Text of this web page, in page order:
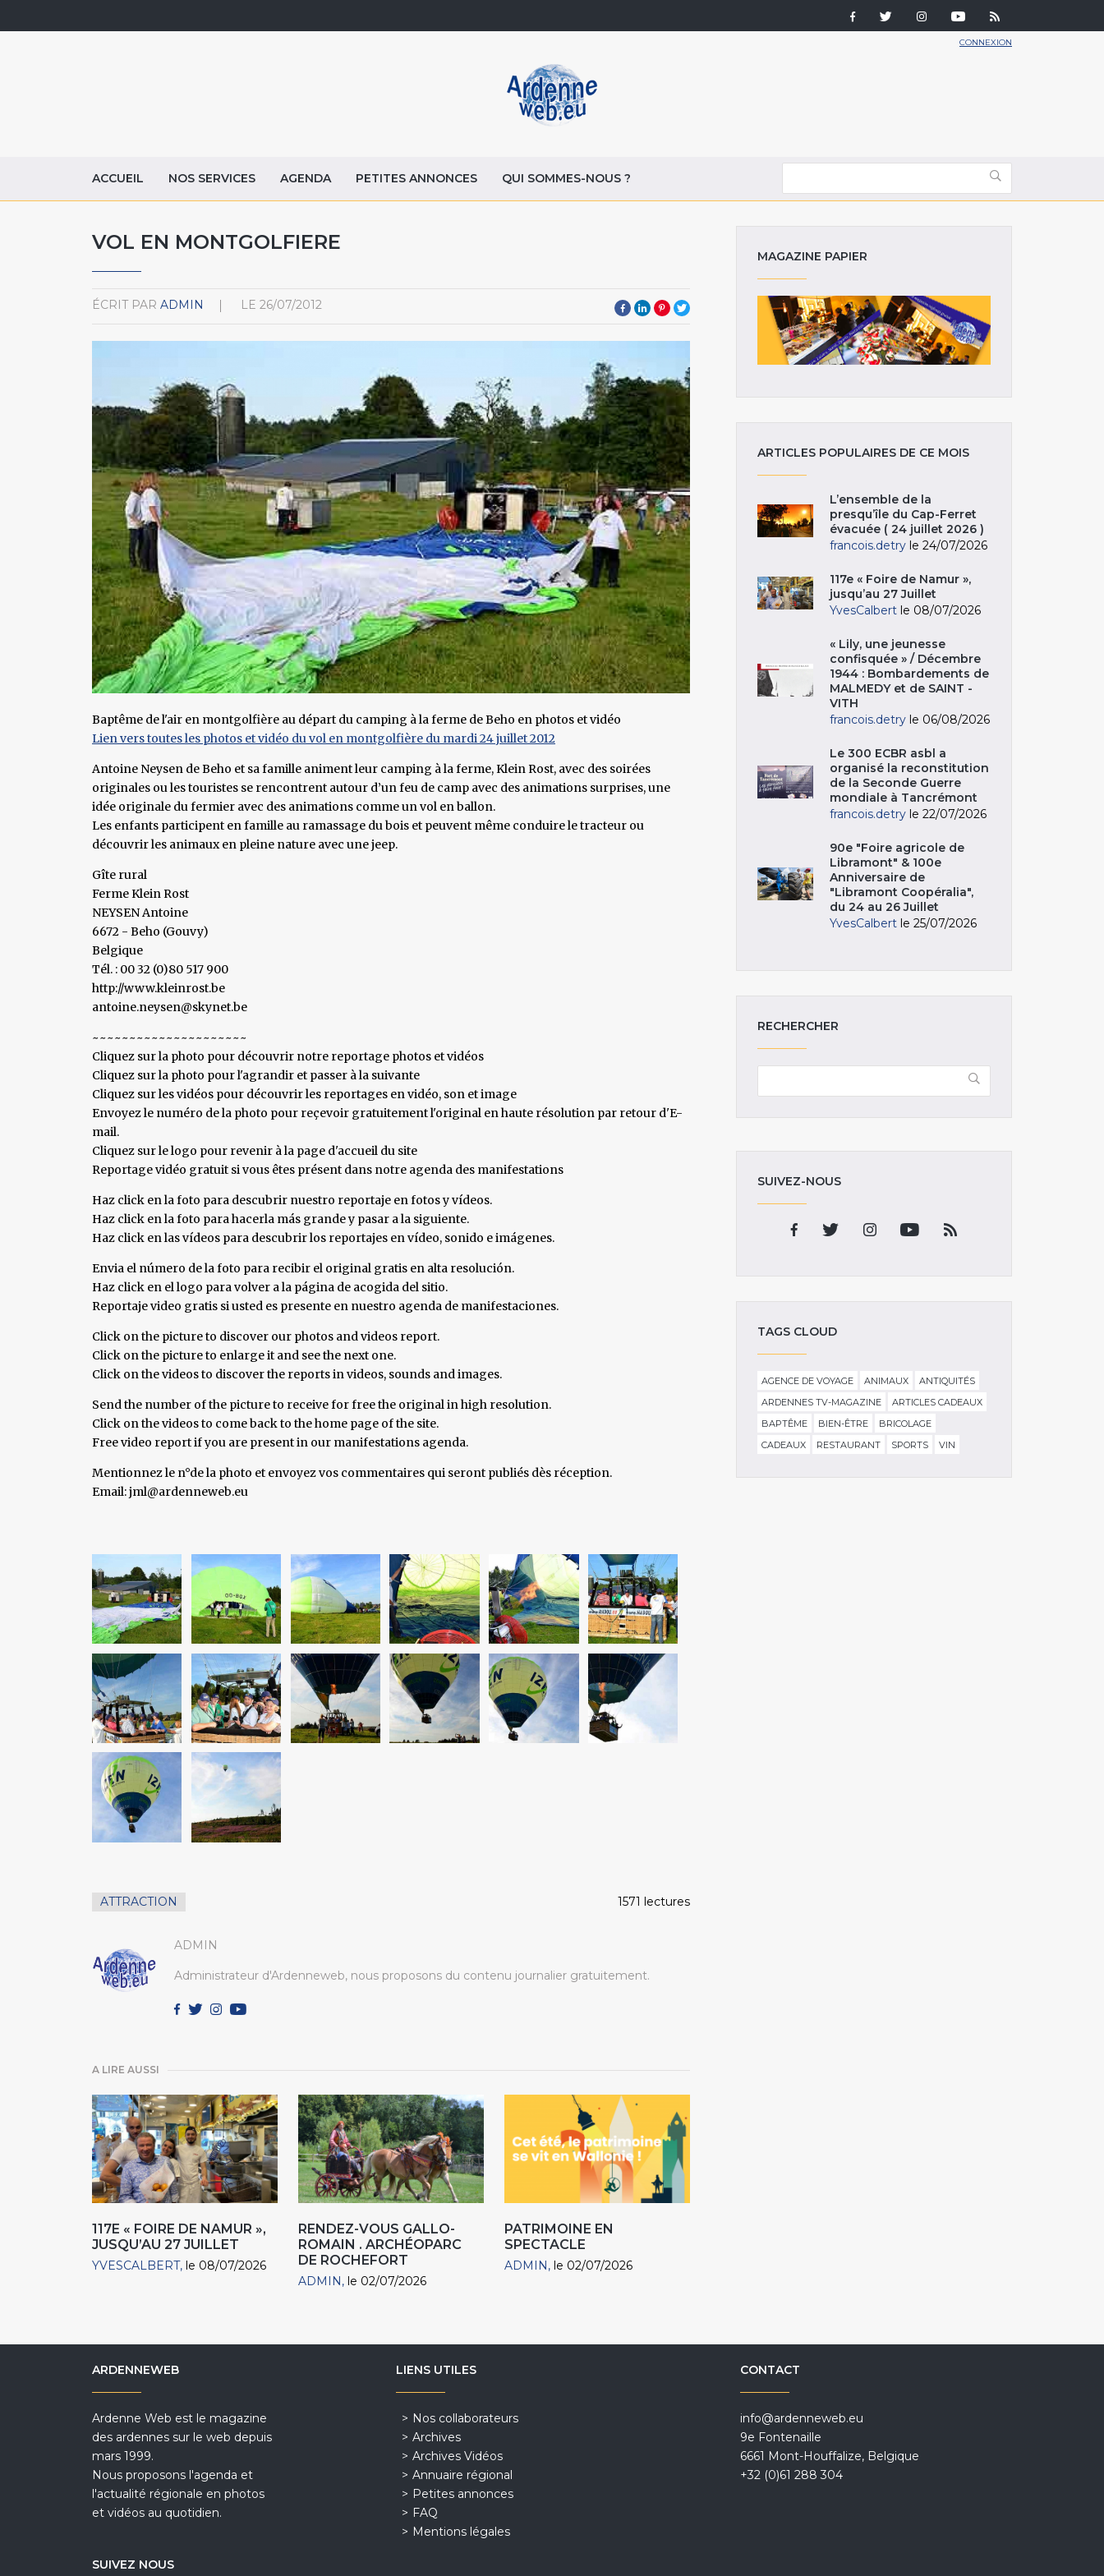
CONNEXION
ACCUEIL NOS SERVICES AGENDA PETITES ANNONCES QUI SOMMES-NOUS ?
VOL EN MONTGOLFIERE
ÉCRIT PAR ADMIN LE 26/07/2012
Baptême de l'air en montgolfière au départ du camping à la ferme de Beho en photos et vidéo
Lien vers toutes les photos et vidéo du vol en montgolfière du mardi 24 juillet 2012
Antoine Neysen de Beho et sa famille animent leur camping à la ferme, Klein Rost, avec des soirées
originales ou les touristes se rencontrent autour d’un feu de camp avec des animations surprises, une
idée originale du fermier avec des animations comme un vol en ballon.
Les enfants participent en famille au ramassage du bois et peuvent même conduire le tracteur ou
découvrir les animaux en pleine nature avec une jeep.
Gîte rural
Ferme Klein Rost
NEYSEN Antoine
6672 - Beho (Gouvy)
Belgique
Tél. : 00 32 (0)80 517 900
http://www.kleinrost.be
antoine.neysen@skynet.be
~~~~~~~~~~~~~~~~~~~~~
Cliquez sur la photo pour découvrir notre reportage photos et vidéos
Cliquez sur la photo pour l'agrandir et passer à la suivante
Cliquez sur les vidéos pour découvrir les reportages en vidéo, son et image
Envoyez le numéro de la photo pour reçevoir gratuitement l'original en haute résolution par retour d'E-
mail.
Cliquez sur le logo pour revenir à la page d'accueil du site
Reportage vidéo gratuit si vous êtes présent dans notre agenda des manifestations
Haz click en la foto para descubrir nuestro reportaje en fotos y vídeos.
Haz click en la foto para hacerla más grande y pasar a la siguiente.
Haz click en las vídeos para descubrir los reportajes en vídeo, sonido e imágenes.
Envia el número de la foto para recibir el original gratis en alta resolución.
Haz click en el logo para volver a la página de acogida del sitio.
Reportaje video gratis si usted es presente en nuestro agenda de manifestaciones.
Click on the picture to discover our photos and videos report.
Click on the picture to enlarge it and see the next one.
Click on the videos to discover the reports in videos, sounds and images.
Send the number of the picture to receive for free the original in high resolution.
Click on the videos to come back to the home page of the site.
Free video report if you are present in our manifestations agenda.
Mentionnez le n°de la photo et envoyez vos commentaires qui seront publiés dès réception.
Email: jml@ardenneweb.eu
ATTRACTION 1571 lectures
ADMIN
Administrateur d'Ardenneweb, nous proposons du contenu journalier gratuitement.
A LIRE AUSSI
117E « FOIRE DE NAMUR »,
JUSQU’AU 27 JUILLET
YVESCALBERT le 08/07/2026
RENDEZ-VOUS GALLO-
ROMAIN . ARCHÉOPARC
DE ROCHEFORT
ADMIN le 02/07/2026
PATRIMOINE EN
SPECTACLE
ADMIN le 02/07/2026
MAGAZINE PAPIER
ARTICLES POPULAIRES DE CE MOIS
L’ensemble de la
presqu’île du Cap-Ferret
évacuée ( 24 juillet 2026 )
francois.detry le 24/07/2026
117e « Foire de Namur »,
jusqu’au 27 Juillet
YvesCalbert le 08/07/2026
« Lily, une jeunesse
confisquée » / Décembre
1944 : Bombardements de
MALMEDY et de SAINT -
VITH
francois.detry le 06/08/2026
Le 300 ECBR asbl a
organisé la reconstitution
de la Seconde Guerre
mondiale à Tancrémont
francois.detry le 22/07/2026
90e "Foire agricole de
Libramont" & 100e
Anniversaire de
"Libramont Coopéralia",
du 24 au 26 Juillet
YvesCalbert le 25/07/2026
RECHERCHER
SUIVEZ-NOUS
TAGS CLOUD
AGENCE DE VOYAGE ANIMAUX
ANTIQUITÉS
ARDENNES TV-MAGAZINE
ARTICLES CADEAUX
BAPTÊME
BIEN-ÊTRE
BRICOLAGE
CADEAUX
RESTAURANT SPORTS VIN
ARDENNEWEB
Ardenne Web est le magazine
des ardennes sur le web depuis
mars 1999.
Nous proposons l'agenda et
l'actualité régionale en photos
et vidéos au quotidien.
SUIVEZ NOUS
LIENS UTILES
Nos collaborateurs
Archives
Archives Vidéos
Annuaire régional
Petites annonces
FAQ
Mentions légales
CONTACT
info@ardenneweb.eu
9e Fontenaille
6661 Mont-Houffalize, Belgique
+32 (0)61 288 304